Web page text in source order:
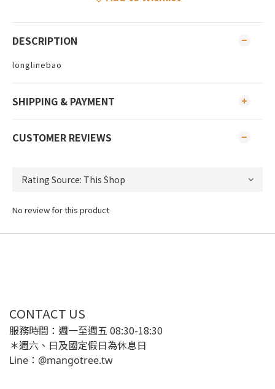
DESCRIPTION
longlinebao
SHIPPING & PAYMENT
CUSTOMER REVIEWS
No review for this product
CONTACT US
服務時間：週一至週五 08:30-18:30
＊週六、日及國定假日為休息日
Line：@mangotree.tw